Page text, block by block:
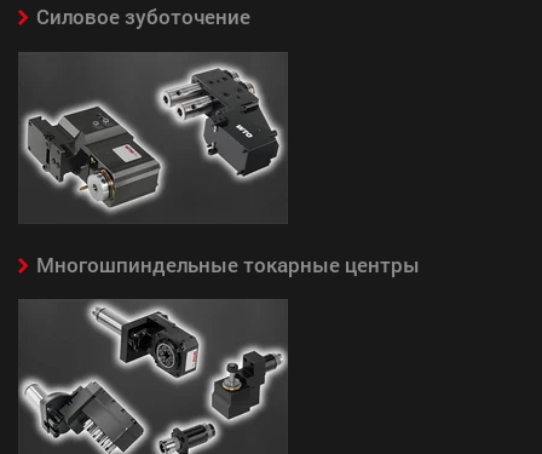
Силовое зуботочение
Многошпиндельные токарные центры